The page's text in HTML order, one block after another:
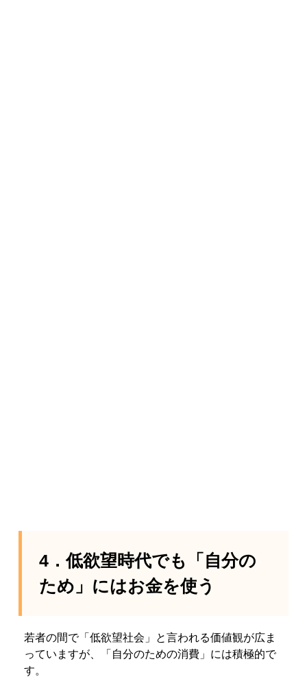
4．低欲望時代でも「自分の
ため」にはお金を使う
若者の間で「低欲望社会」と言われる価値観が広ま
っていますが、「自分のための消費」には積極的で
す。